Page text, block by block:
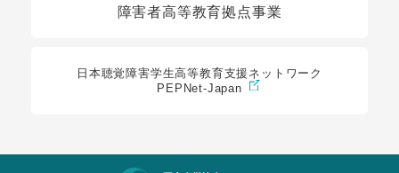
障害者高等教育拠点事業
日本聴覚障害学生高等教育支援ネットワーク
PEPNet-Japan